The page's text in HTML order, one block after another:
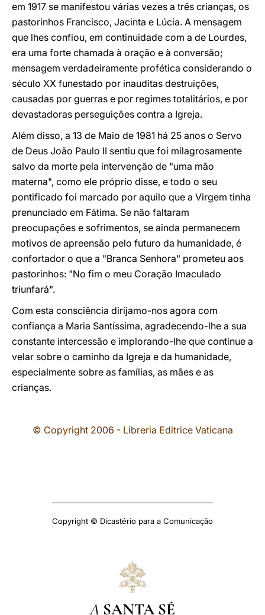
em 1917 se manifestou várias vezes a três crianças, os
pastorinhos Francisco, Jacinta e Lúcia. A mensagem
que lhes confiou, em continuidade com a de Lourdes,
era uma forte chamada à oração e à conversão;
mensagem verdadeiramente profética considerando o
século XX funestado por inauditas destruições,
causadas por guerras e por regimes totalitários, e por
devastadoras perseguições contra a Igreja.
Além disso, a 13 de Maio de 1981 há 25 anos o Servo
de Deus João Paulo II sentiu que foi milagrosamente
salvo da morte pela intervenção de "uma mão
materna", como ele próprio disse, e todo o seu
pontificado foi marcado por aquilo que a Virgem tinha
prenunciado em Fátima. Se não faltaram
preocupações e sofrimentos, se ainda permanecem
motivos de apreensão pelo futuro da humanidade, é
confortador o que a "Branca Senhora" prometeu aos
pastorinhos: "No fim o meu Coração Imaculado
triunfará".
Com esta consciência dirijamo-nos agora com
confiança a Maria Santíssima, agradecendo-lhe a sua
constante intercessão e implorando-lhe que continue a
velar sobre o caminho da Igreja e da humanidade,
especialmente sobre as famílias, as mães e as
crianças.
© Copyright 2006 - Libreria Editrice Vaticana
Copyright © Dicastério para a Comunicação
A SANTA SÉ